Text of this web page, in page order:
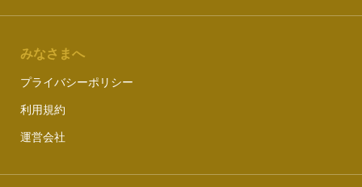
みなさまへ
プライバシーポリシー
利用規約
運営会社